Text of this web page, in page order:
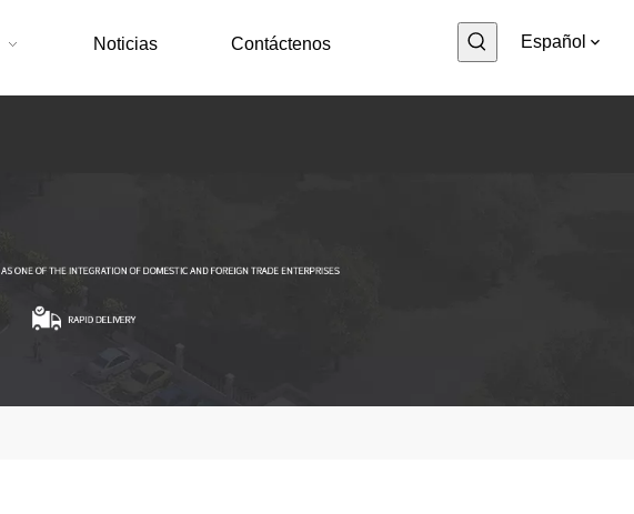
Noticias Contáctenos Español